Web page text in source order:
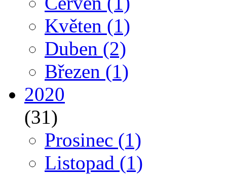
Květen (1)
Duben (2)
Březen (1)
2020
(31)
Prosinec (1)
Listopad (1)